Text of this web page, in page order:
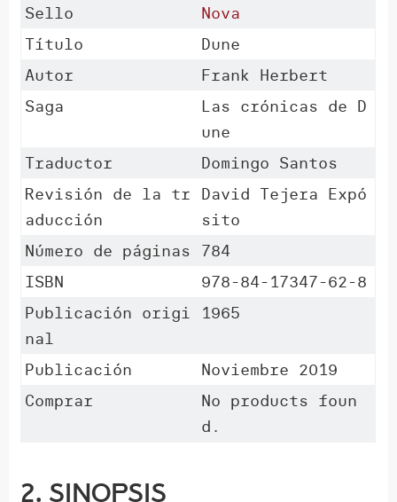
Sello
Nova
Título
Dune
Autor
Frank Herbert
Saga
Las crónicas de D
une
Traductor
Domingo Santos
Revisión de la tr
aducción
David Tejera Expó
sito
Número de páginas
784
ISBN
978-84-17347-62-8
Publicación origi
nal
1965
Publicación
Noviembre 2019
Comprar
No products foun
d.
2. Sinopsis